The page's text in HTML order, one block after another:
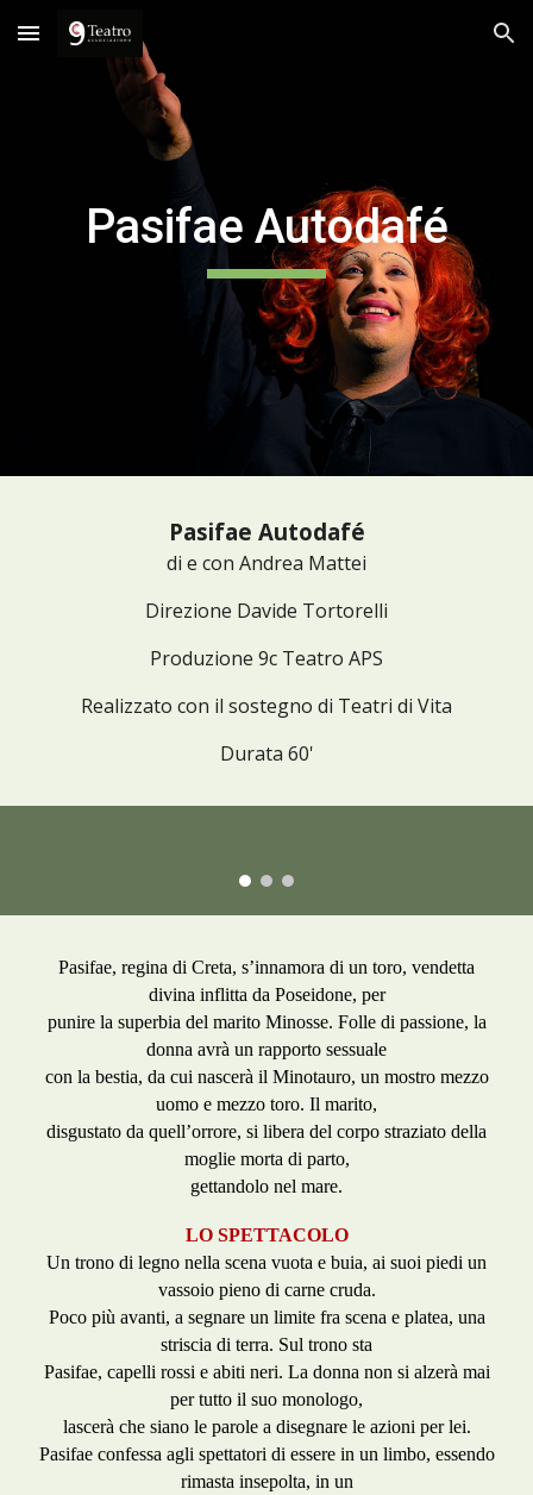
Skip to main content Skip to navigation
Pasifae Autodafé
Pasifae Autodafé
di e con Andrea Mattei
Direzione Davide Tortorelli
Produzione 9c Teatro APS
Realizzato con il sostegno di Teatri di Vita
Durata 60'
Pasifae, regina di Creta, s’innamora di un toro, vendetta
divina inflitta da Poseidone, per
punire la superbia del marito Minosse. Folle di passione, la
donna avrà un rapporto sessuale
con la bestia, da cui nascerà il Minotauro, un mostro mezzo
uomo e mezzo toro. Il marito,
disgustato da quell’orrore, si libera del corpo straziato della
moglie morta di parto,
gettandolo nel mare.
LO SPETTACOLO
Un trono di legno nella scena vuota e buia, ai suoi piedi un
vassoio pieno di carne cruda.
Poco più avanti, a segnare un limite fra scena e platea, una
striscia di terra. Sul trono sta
Pasifae, capelli rossi e abiti neri. La donna non si alzerà mai
per tutto il suo monologo,
lascerà che siano le parole a disegnare le azioni per lei.
Pasifae confessa agli spettatori di essere in un limbo, essendo
rimasta insepolta, in un